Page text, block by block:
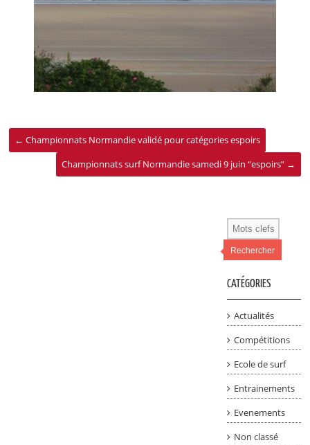
← Championnats Normandie validé pour catégories espoirs
Championnats surf Normandie samedi 9 juin “espoirs” →
Rechercher
CATÉGORIES
Actualités
Compétitions
Ecole de surf
Entrainements
Evenements
Non classé